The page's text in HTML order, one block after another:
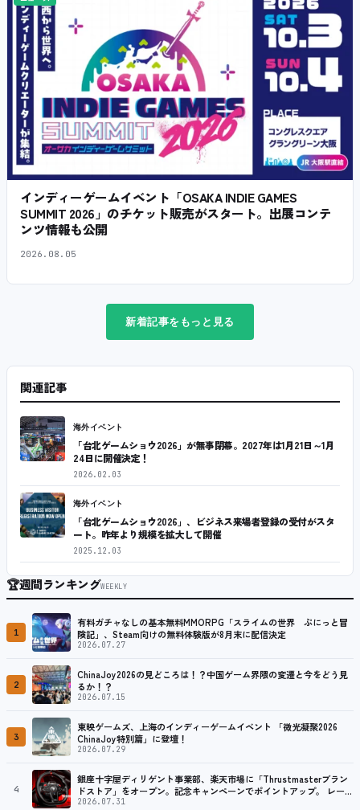
インディーゲームイベント「OSAKA INDIE GAMES
SUMMIT 2026」のチケット販売がスタート。出展コンテ
ンツ情報も公開
2026.08.05
新着記事をもっと見る
関連記事
海外イベント
「台北ゲームショウ2026」が無事閉幕。2027年は1月21日～1月
24日に開催決定！
2026.02.03
海外イベント
「台北ゲームショウ2026」、ビジネス来場者登録の受付がスタ
ート。昨年より規模を拡大して開催
2025.12.03
🏆週間ランキングWEEKLY
1
有料ガチャなしの基本無料MMORPG「スライムの世界 ぷにっと冒
険記」、Steam向けの無料体験版が8月末に配信決定
2026.07.27
2
ChinaJoy2026の見どころは！？中国ゲーム界隈の変遷と今をどう見
るか！？
2026.07.15
3
東映ゲームズ、上海のインディーゲームイベント 「微光凝聚2026
ChinaJoy特別篇」に登壇！
2026.07.29
4
銀座十字屋ディリゲント事業部、楽天市場に「Thrustmasterブラン
ドストア」をオープン。記念キャンペーンでポイントアップ。 レーシ
ング／フライトシム向けコントローラーを中心に、幅広くラインナッ
2026.07.31